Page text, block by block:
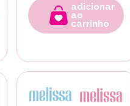
adicionar
ao
carrinho